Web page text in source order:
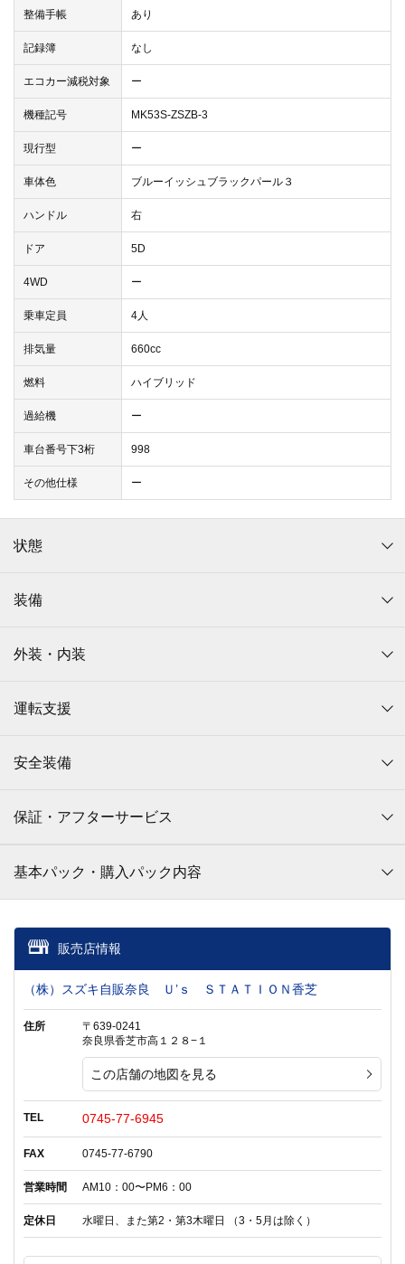
整備手帳 あり
記録簿 なし
エコカー減税対象 ー
機種記号 MK53S-ZSZB-3
現行型 ー
車体色 ブルーイッシュブラックパール３
ハンドル 右
ドア 5D
4WD ー
乗車定員 4人
排気量 660cc
燃料 ハイブリッド
過給機 ー
車台番号下3桁 998
その他仕様 ー
状態
装備
外装・内装
運転支援
安全装備
保証・アフターサービス
基本パック・購入パック内容
販売店情報
（株）スズキ自販奈良 Ｕ’ｓ ＳＴＡＴＩＯＮ香芝
住所
〒639-0241
奈良県香芝市高１２８−１
この店舗の地図を見る
TEL 0745-77-6945
FAX 0745-77-6790
営業時間 AM10：00〜PM6：00
定休日 水曜日、また第2・第3木曜日 （3・5月は除く）